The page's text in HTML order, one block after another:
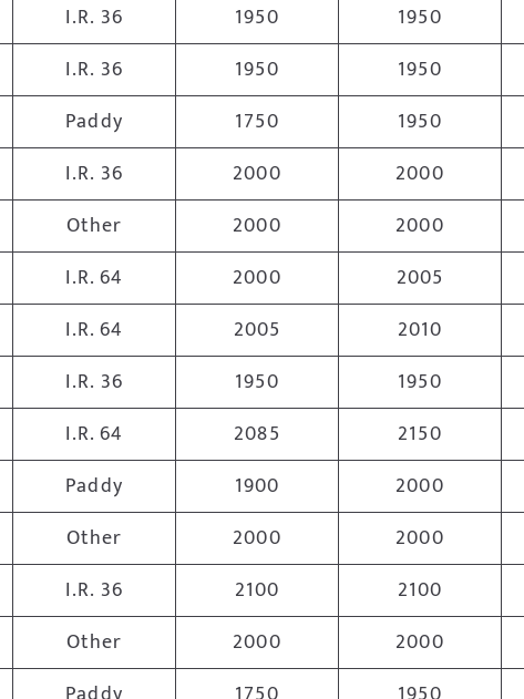
I.R. 36 1950 1950
I.R. 36 1950 1950
Paddy 1750 1950
I.R. 36 2000 2000
Other 2000 2000
I.R. 64 2000 2005
I.R. 64 2005 2010
I.R. 36 1950 1950
I.R. 64 2085 2150
Paddy 1900 2000
Other 2000 2000
I.R. 36 2100 2100
Other 2000 2000